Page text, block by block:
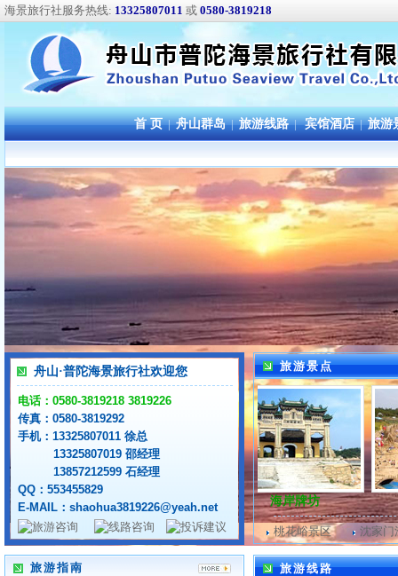
海景旅行社服务热线: 13325807011 或 0580-3819218
首 页 | 舟山群岛 | 旅游线路 | 宾馆酒店 | 旅游
舟山·普陀海景旅行社欢迎您
电话：0580-3819218 3819226
传真：0580-3819292
手机：13325807011 徐总
13325807019 邵经理
13857212599 石经理
QQ：553455829
E-MAIL：shaohua3819226@yeah.net
旅游景点
滩 不肯去观音院 海岸牌坊
桃花峪景区 沈家门
旅游指南
旅游线路